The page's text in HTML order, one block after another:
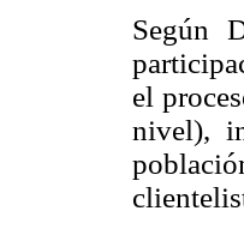
Según
el
nivel),